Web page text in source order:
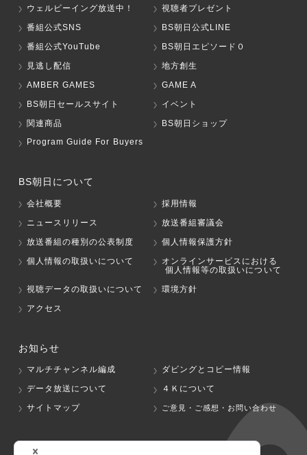
ウェルビーイング放送中！
視聴者プレゼント
番組公式SNS
BS朝日公式LINE
番組公式YouTube
BS朝日エピソード０
見逃し配信
地方創生
AMBER GAMES
GAME A
BS朝日セールスサイト
イベント
関連商品
BS朝日ショップ
Program Guide For Buyers
BS朝日について
会社概要
採用情報
ニュースリリース
放送番組審議会
放送番組の種別の公表制度
個人情報保護方針
個人情報の取扱いについて
オンラインサービスにおける
個人情報等の取扱いについて
視聴データの取扱いについて
環境方針
アクセス
お知らせ
マルチチャンネル編成
ダビングとコピー情報
データ放送について
４Ｋについて
サイトマップ
ご意見・ご感想・お問い合わせ
グループ会社